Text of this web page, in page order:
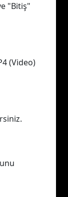
"Bitiş"
(Video)